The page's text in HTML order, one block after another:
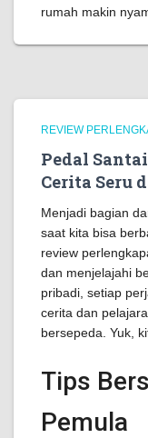
rumah makin
REVIEW
Pedal
Cerita Seru
Menjadi bagian
saat kita bisa
review
dan menjelajahi
pribadi, setiap
cerita dan
bersepeda. Yuk,
Tips
Pemula